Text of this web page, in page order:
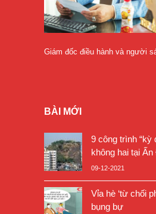
Giám đốc điều hành và người
BÀI MỚI
9 công trình “kỳ
không hai tại
09-12-2021
Vỉa hè ‘từ chối
bụng bự